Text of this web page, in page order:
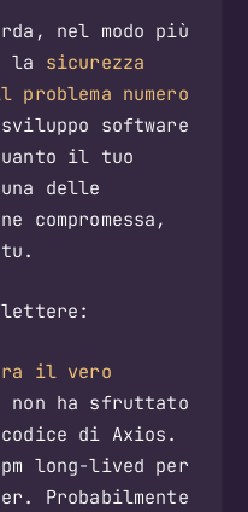
nel modo più
la sicurezza
numero
software
il tuo
delle
compromessa,
tu.
il vero
non ha sfruttato
di Axios.
long-lived per
Probabilmente